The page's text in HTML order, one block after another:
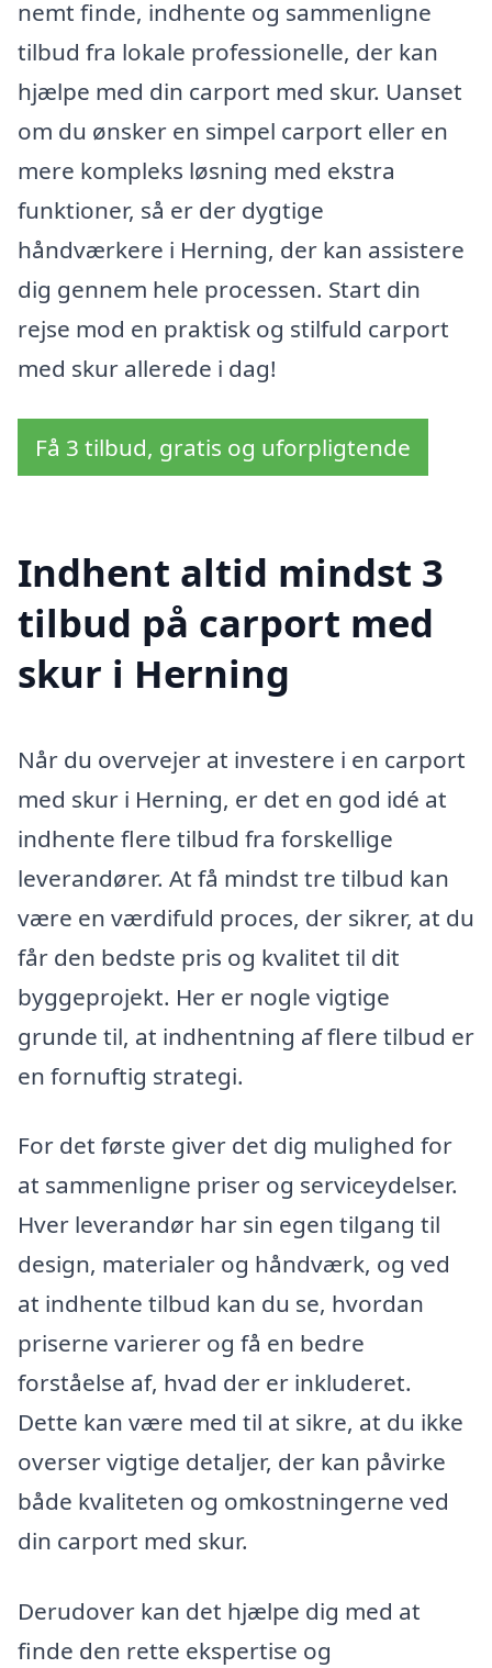
nemt finde, indhente og sammenligne
tilbud fra lokale professionelle, der kan
hjælpe med din carport med skur. Uanset
om du ønsker en simpel carport eller en
mere kompleks løsning med ekstra
funktioner, så er der dygtige
håndværkere i Herning, der kan assistere
dig gennem hele processen. Start din
rejse mod en praktisk og stilfuld carport
med skur allerede i dag!
Få 3 tilbud, gratis og uforpligtende
Indhent altid mindst 3
tilbud på carport med
skur i Herning
Når du overvejer at investere i en carport
med skur i Herning, er det en god idé at
indhente flere tilbud fra forskellige
leverandører. At få mindst tre tilbud kan
være en værdifuld proces, der sikrer, at du
får den bedste pris og kvalitet til dit
byggeprojekt. Her er nogle vigtige
grunde til, at indhentning af flere tilbud er
en fornuftig strategi.
For det første giver det dig mulighed for
at sammenligne priser og serviceydelser.
Hver leverandør har sin egen tilgang til
design, materialer og håndværk, og ved
at indhente tilbud kan du se, hvordan
priserne varierer og få en bedre
forståelse af, hvad der er inkluderet.
Dette kan være med til at sikre, at du ikke
overser vigtige detaljer, der kan påvirke
både kvaliteten og omkostningerne ved
din carport med skur.
Derudover kan det hjælpe dig med at
finde den rette ekspertise og